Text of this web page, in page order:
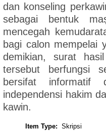
dan konseling
sebagai bentuk
mencegah
bagi calon mempelai
demikian, surat
tersebut berfungsi
bersifat informatif
independensi hakim
kawin.
Item Type: Skripsi